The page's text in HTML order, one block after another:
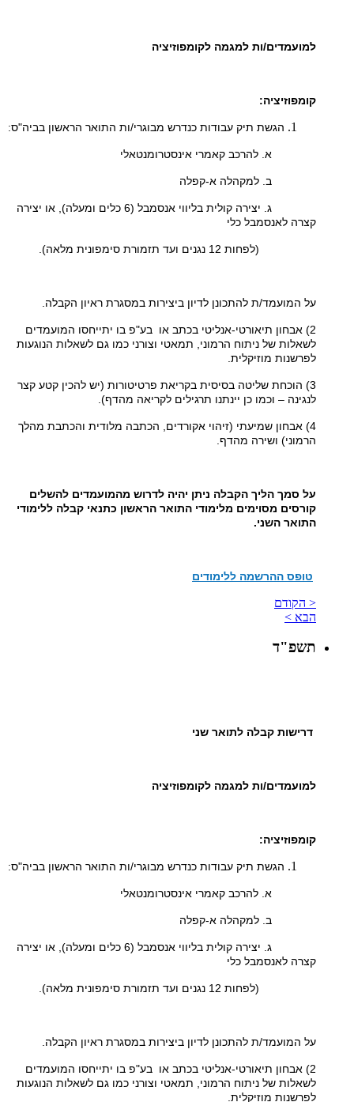
למועמדים/ות למגמה לקומפוזיציה
קומפוזיציה:
הגשת תיק עבודות כנדרש מבוגרי/ות התואר הראשון בביה"ס:
א. להרכב קאמרי אינסטרומנטאלי
ב. למקהלה א-קפלה
ג. יצירה קולית בליווי אנסמבל (6 כלים ומעלה), או יצירה
קצרה לאנסמבל כלי
(לפחות 12 נגנים ועד תזמורת סימפונית מלאה).
על המועמד/ת להתכונן לדיון ביצירות במסגרת ראיון הקבלה.
2) אבחון תיאורטי-אנליטי בכתב או בע"פ בו יתייחסו המועמדים
לשאלות של ניתוח הרמוני, תמאטי וצורני כמו גם לשאלות הנוגעות
לפרשנות מוזיקלית.
3) הוכחת שליטה בסיסית בקריאת פרטיטורות (יש להכין קטע קצר
לנגינה – וכמו כן יינתנו תרגילים לקריאה מהדף).
4) אבחון שמיעתי (זיהוי אקורדים, הכתבה מלודית והכתבת מהלך
הרמוני) ושירה מהדף.
על סמך הליך הקבלה ניתן יהיה לדרוש מהמועמדים להשלים
קורסים מסוימים מלימודי התואר הראשון כתנאי קבלה ללימודי
התואר השני.
טופס ההרשמה ללימודים
< הקודם
הבא >
תשפ"ד
דרישות קבלה לתואר שני
למועמדים/ות למגמה לקומפוזיציה
קומפוזיציה:
הגשת תיק עבודות כנדרש מבוגרי/ות התואר הראשון בביה"ס:
א. להרכב קאמרי אינסטרומנטאלי
ב. למקהלה א-קפלה
ג. יצירה קולית בליווי אנסמבל (6 כלים ומעלה), או יצירה
קצרה לאנסמבל כלי
(לפחות 12 נגנים ועד תזמורת סימפונית מלאה).
על המועמד/ת להתכונן לדיון ביצירות במסגרת ראיון הקבלה.
2) אבחון תיאורטי-אנליטי בכתב או בע"פ בו יתייחסו המועמדים
לשאלות של ניתוח הרמוני, תמאטי וצורני כמו גם לשאלות הנוגעות
לפרשנות מוזיקלית.